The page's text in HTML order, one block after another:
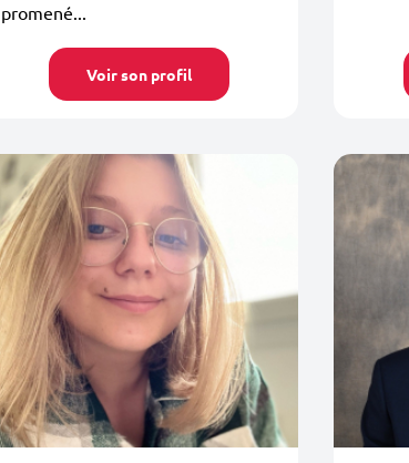
promené...
Voir son profil